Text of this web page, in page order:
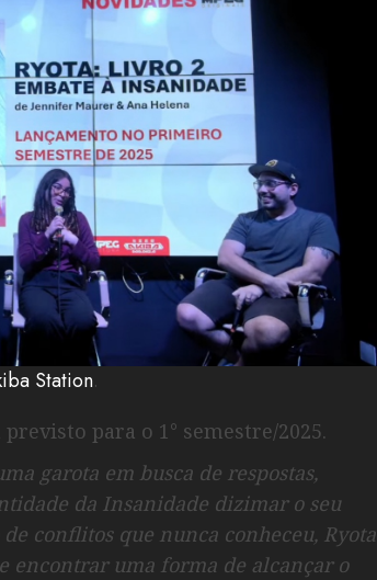
Station.
para o 1° semestre/2025.
garota em busca de respostas,
da Insanidade dizimar o seu
conflitos que nunca conheceu, Ryota
encontrar uma forma de alcançar o